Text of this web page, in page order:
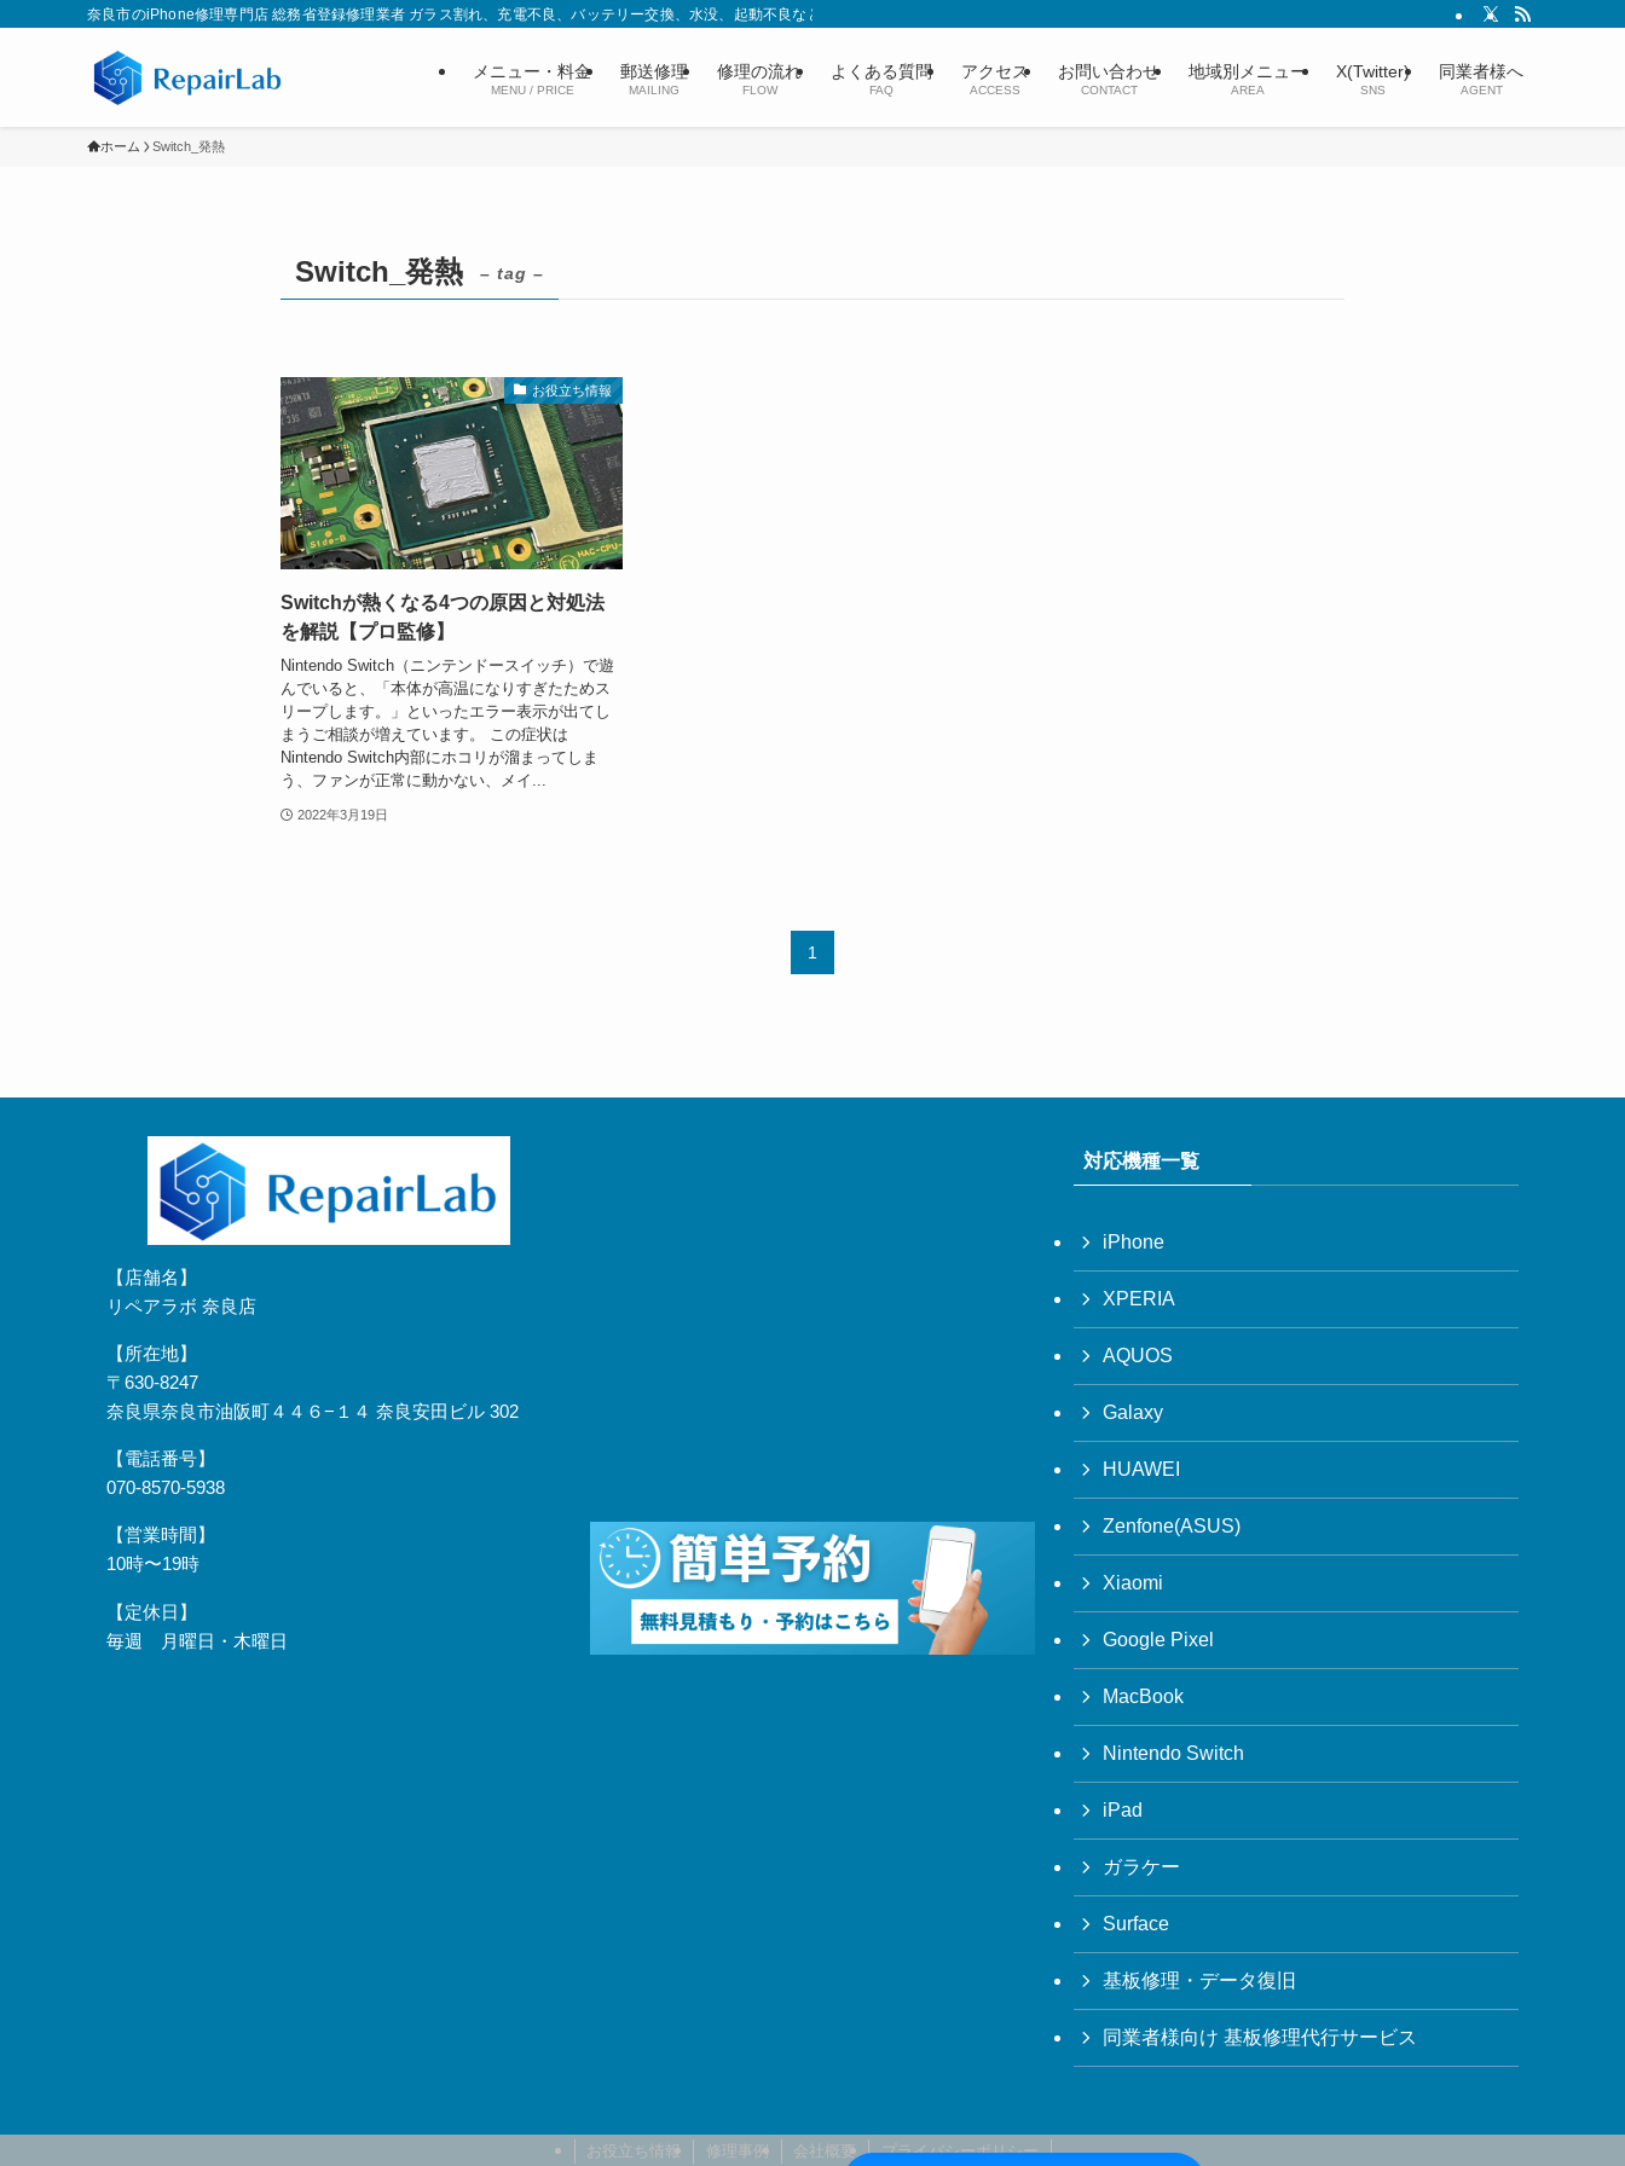
奈良市のiPhone修理専門店 総務省登録修理業者 ガラス割れ、充電不良、バッテリー交換、水没、起動不良などデータはそのまま即日修理。スペシャリストが丁寧に対応いたします。｜近鉄奈良駅徒歩2分
メニュー・料金
MENU / PRICE
郵送修理
MAILING
修理の流れ
FLOW
よくある質問
FAQ
アクセス
ACCESS
お問い合わせ
CONTACT
地域別メニュー
AREA
X(Twitter)
SNS
同業者様へ
AGENT
ホーム Switch_発熱
Switch_発熱 – tag –
お役立ち情報
Switchが熱くなる4つの原因と対処法
を解説【プロ監修】
Nintendo Switch（ニンテンドースイッチ）で遊
んでいると、「本体が高温になりすぎたためス
リープします。」といったエラー表示が出てし
まうご相談が増えています。 この症状は
Nintendo Switch内部にホコリが溜まってしま
う、ファンが正常に動かない、メイ...
2022年3月19日
1
【店舗名】
リペアラボ 奈良店
【所在地】
〒630-8247
奈良県奈良市油阪町４４６−１４ 奈良安田ビル 302
【電話番号】
070-8570-5938
【営業時間】
10時〜19時
【定休日】
毎週 月曜日・木曜日
対応機種一覧
iPhone
XPERIA
AQUOS
Galaxy
HUAWEI
Zenfone(ASUS)
Xiaomi
Google Pixel
MacBook
Nintendo Switch
iPad
ガラケー
Surface
基板修理・データ復旧
同業者様向け 基板修理代行サービス
お役立ち情報 修理事例 会社概要 プライバシーポリシー